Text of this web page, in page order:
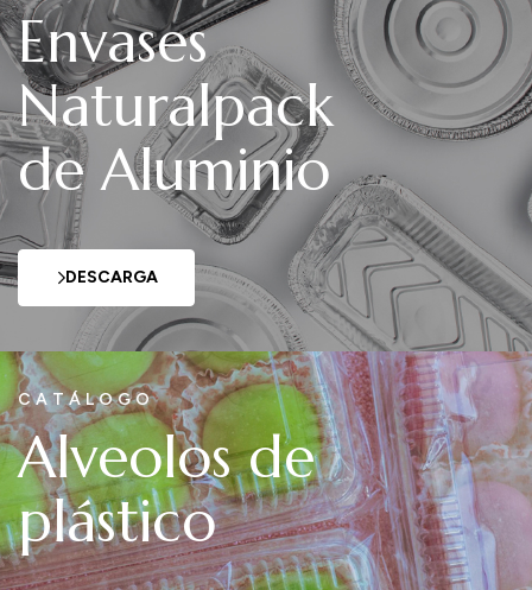
Envases
Naturalpack
de Aluminio
DESCARGA
CATÁLOGO
Alveolos de
plástico